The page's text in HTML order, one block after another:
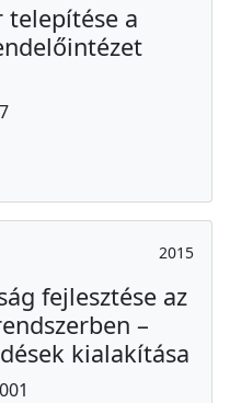
telepítése a
2015
fejlesztése az
–
kialakítása